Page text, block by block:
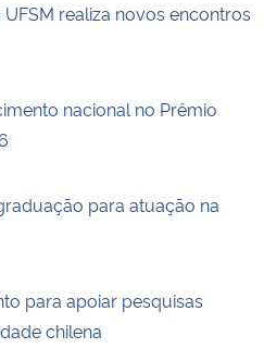
realiza novos encontros
nacional no Prêmio
para atuação na
para apoiar pesquisas
chilena